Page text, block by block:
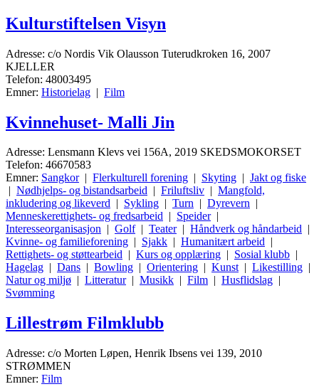
Kulturstiftelsen Visyn
Adresse: c/o Nordis Vik Olausson Tuterudkroken 16, 2007
KJELLER
Telefon: 48003495
Emner: Historielag | Film
Kvinnehuset- Malli Jin
Adresse: Lensmann Klevs vei 156A, 2019 SKEDSMOKORSET
Telefon: 46670583
Emner: Sangkor| Flerkulturell forening | Skyting | Jakt og fiske
| Nødhjelps- og bistandsarbeid | Friluftsliv | Mangfold,
inkludering og likeverd | Sykling | Turn | Dyrevern |
Menneskerettighets- og fredsarbeid | Speider|
Interesseorganisasjon | Golf| Teater| Håndverk og håndarbeid |
Kvinne- og familieforening | Sjakk | Humanitært arbeid |
Rettighets- og støttearbeid | Kurs og opplæring | Sosial klubb |
Hagelag | Dans | Bowling | Orientering | Kunst| Likestilling |
Natur og miljø | Litteratur| Musikk | Film | Husflidslag |
Svømming
Lillestrøm Filmklubb
Adresse: c/o Morten Løpen, Henrik Ibsens vei 139, 2010
STRØMMEN
Emner: Film